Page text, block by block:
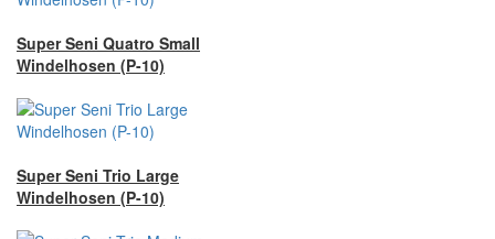
Super Seni Quatro Small
Windelhosen (P-10)
Super Seni Trio Large
Windelhosen (P-10)